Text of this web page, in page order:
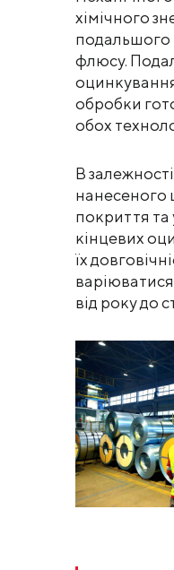
хімічного
флюсу.
обробки
обох
В
нанесеного
покриття та
кінцевих
їх
від року до